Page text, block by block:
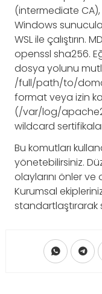
(intermediate CA),
Windows
WSL ile çalıştırın.
openssl sha256.
dosya yolunu
/full/path/to/
format veya izin
(/var/log/
wildcard
Bu komutları
yönetebilirsiniz.
olaylarını önler ve
Kurumsal